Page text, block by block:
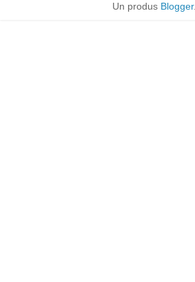
Un produs Blogger.